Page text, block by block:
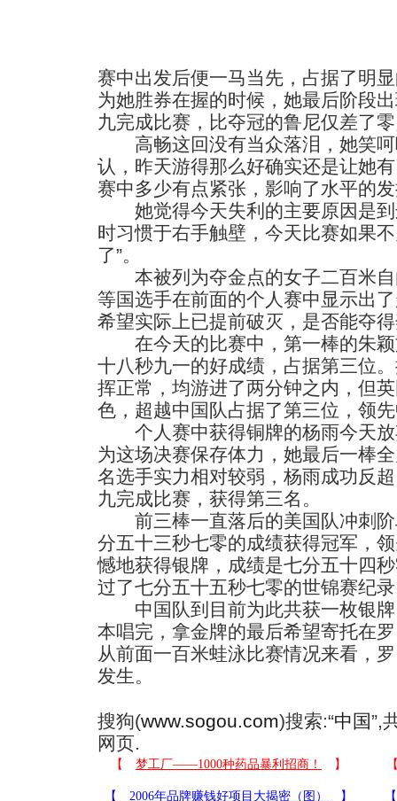
赛中出发后便一马当先，占据了明
为她胜券在握的时候，她最后阶段
九完成比赛，比夺冠的鲁尼仅差了
高畅这回没有当众落泪，她笑呵
认，昨天游得那么好确实还是让她
赛中多少有点紧张，影响了水平的
她觉得今天失利的主要原因是到
时习惯于右手触壁，今天比赛如果
了”。
本被列为夺金点的女子二百米自
等国选手在前面的个人赛中显示出
希望实际上已提前破灭，是否能夺
在今天的比赛中，第一棒的朱颖
十八秒九一的好成绩，占据第三位
挥正常，均游进了两分钟之内，但
色，超越中国队占据了第三位，领
个人赛中获得铜牌的杨雨今天放
为这场决赛保存体力，她最后一棒
名选手实力相对较弱，杨雨成功反
九完成比赛，获得第三名。
前三棒一直落后的美国队冲刺阶
分五十三秒七零的成绩获得冠军，
憾地获得银牌，成绩是七分五十四
过了七分五十五秒七零的世锦赛纪
中国队到目前为此共获一枚银牌
本唱完，拿金牌的最后希望寄托在
从前面一百米蛙泳比赛情况来看，
发生。
搜狗(www.sogou.com)搜索:“中国”,
网页.